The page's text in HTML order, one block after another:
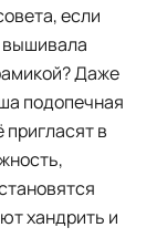
если
Даже
подопечная
пригласят в
хандрить и